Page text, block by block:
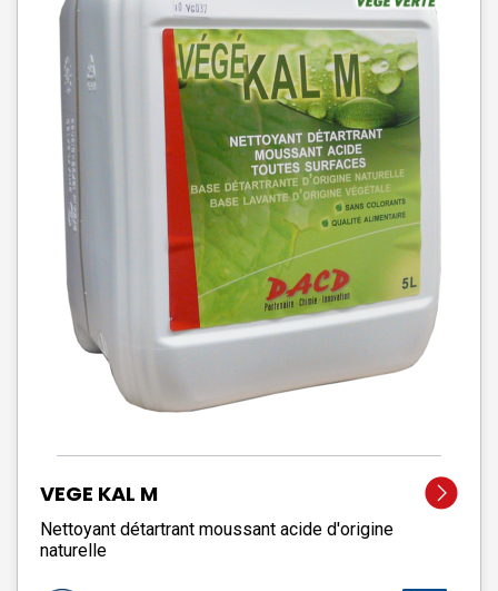
VEGE KAL M
Nettoyant détartrant moussant acide d'origine
naturelle